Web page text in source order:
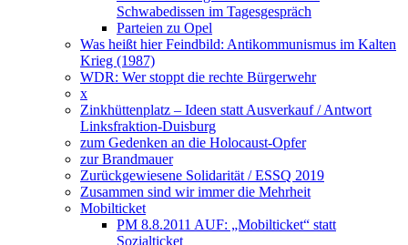
Schwabedissen im Tagesgespräch
Parteien zu Opel
Was heißt hier Feindbild: Antikommunismus im Kalten
Krieg (1987)
WDR: Wer stoppt die rechte Bürgerwehr
x
Zinkhüttenplatz – Ideen statt Ausverkauf / Antwort
Linksfraktion-Duisburg
zum Gedenken an die Holocaust-Opfer
zur Brandmauer
Zurückgewiesene Solidarität / ESSQ 2019
Zusammen sind wir immer die Mehrheit
Mobilticket
PM 8.8.2011 AUF: „Mobilticket“ statt
Sozialticket